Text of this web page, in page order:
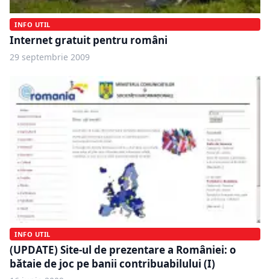
INFO UTIL
Internet gratuit pentru români
29 septembrie 2009
INFO UTIL
(UPDATE) Site-ul de prezentare a României: o
bătaie de joc pe banii contribuabilului (I)